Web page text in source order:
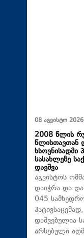
08 აგვისტო
2008 წლის
წლისთავთან
ხსოვნისადმი
სასახლეზე
დაეშვა
აგვისტოს
დაიჭრა და
045
დაშვებულია
არსებული